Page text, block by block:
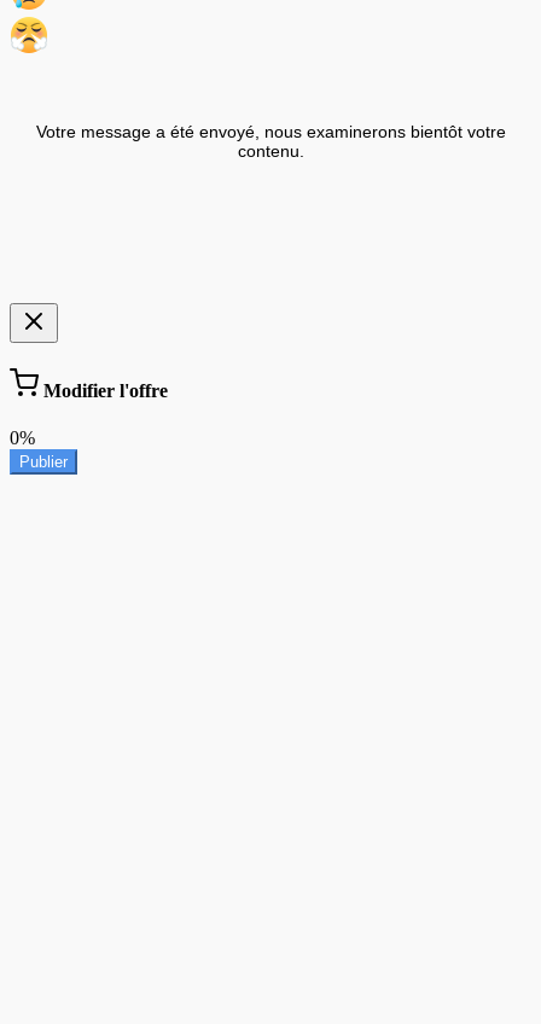
Votre message a été envoyé, nous examinerons bientôt votre
contenu.
Modifier l'offre
0%
Publier